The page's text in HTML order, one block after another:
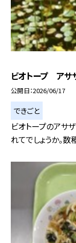
ビオトープ アサ
公開日 2026/06/17
できごと
ビオトープのアサ
れてでしょうか。数